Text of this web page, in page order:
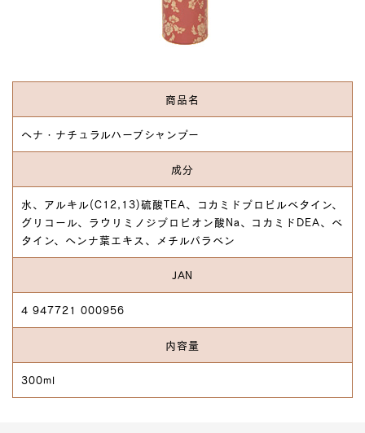
商品名
ヘナ・ナチュラルハーブシャンプー
成分
水、アルキル(C12,13)硫酸TEA、コカミドプロピルベタイン、
グリコール、ラウリミノジプロピオン酸Na、コカミドDEA、ベ
タイン、ヘンナ葉エキス、メチルパラベン
JAN
4 947721 000956
内容量
300ml